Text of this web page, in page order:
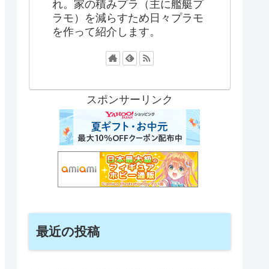
れ。家の積みプラ（主に艦艇プ
ラモ）を減らすため日々プラモ
を作って紹介します。
スポンサーリンク
最近の投稿